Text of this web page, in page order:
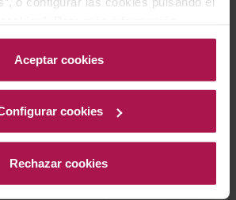
de Cookies.Para más
a nuestraPolítica de Cookies
Aceptar cookies
cookies
Rechazar cookies
AÑADIR